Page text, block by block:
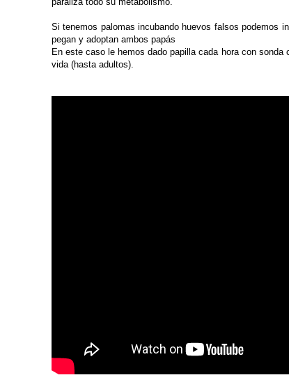
Si tenemos palomas incubando huevos falsos podemos
pegan y adoptan ambos papás
En este caso le hemos dado papilla cada hora con
vida (hasta adultos).